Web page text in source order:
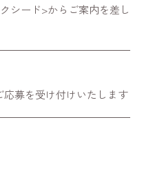
シード>からご案内を差し
募を受け付けいたします